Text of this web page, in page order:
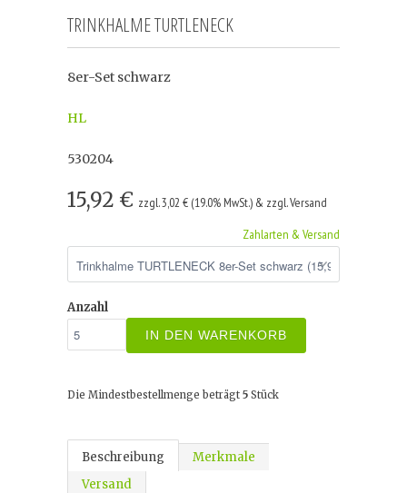
TRINKHALME TURTLENECK
8er-Set schwarz
HL
530204
15,92 € zzgl. 3,02 € (19.0% MwSt.) & zzgl. Versand
Zahlarten & Versand
Anzahl
IN DEN WARENKORB
Die Mindestbestellmenge beträgt 5 Stück
Beschreibung
Merkmale
Versand